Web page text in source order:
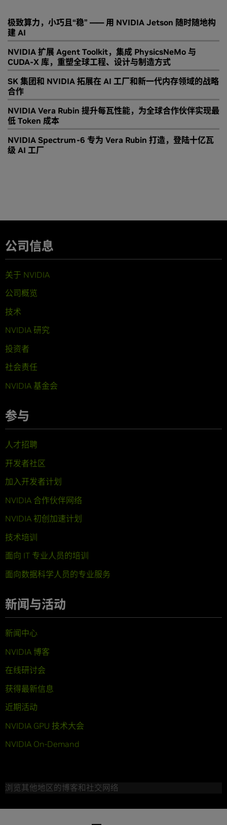
极致算力，小巧且“稳” —— 用 NVIDIA Jetson 随时随地构
建 AI
NVIDIA 扩展 Agent Toolkit，集成 PhysicsNeMo 与
CUDA-X 库，重塑全球工程、设计与制造方式
SK 集团和 NVIDIA 拓展在 AI 工厂和新一代内存领域的战略
合作
NVIDIA Vera Rubin 提升每瓦性能，为全球合作伙伴实现最
低 Token 成本
NVIDIA Spectrum-6 专为 Vera Rubin 打造，登陆十亿瓦
级 AI 工厂
公司信息
关于 NVIDIA
公司概览
技术
NVIDIA 研究
投资者
社会责任
NVIDIA 基金会
参与
人才招聘
开发者社区
加入开发者计划
NVIDIA 合作伙伴网络
NVIDIA 初创加速计划
技术培训
面向 IT 专业人员的培训
面向数据科学人员的专业服务
新闻与活动
新闻中心
NVIDIA 博客
在线研讨会
获得最新信息
近期活动
NVIDIA GPU 技术大会
NVIDIA On-Demand
浏览其他地区的博客和社交网络